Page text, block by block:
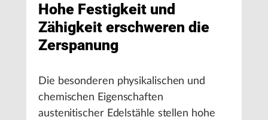
Hohe Festigkeit und
Zähigkeit erschweren die
Zerspanung
Die besonderen physikalischen und
chemischen Eigenschaften
austenitischer Edelstähle stellen hohe